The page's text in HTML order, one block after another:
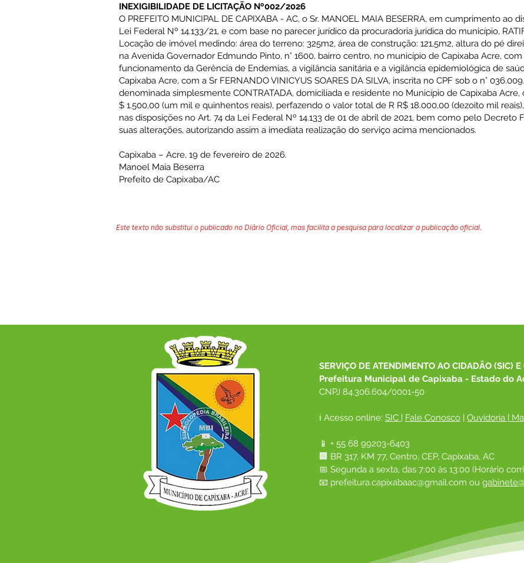
INEXIGIBILIDADE DE LICITAÇÃO Nº002/2026
O PREFEITO MUNICIPAL DE CAPIXABA - AC, o Sr. MANOEL MAIA BESERRA, em cumprimento ao
Lei Federal Nº 14.133/21, e com base no parecer jurídico da procuradoria jurídica do município,
Locação de imóvel medindo: área do terreno: 325m2, área de construção: 121,5m2, altura do pé
na Avenida Governador Edmundo Pinto, n° 1600, bairro centro, no município de Capixaba Acre,
funcionamento da Gerência de Endemias, a vigilância sanitária e a vigilância epidemiológica de
Capixaba Acre, com a Sr FERNANDO VINICYUS SOARES DA SILVA, inscrita no CPF sob o n°
denominada simplesmente CONTRATADA, domiciliada e residente no Município de Capixaba
$ 1.500,00 (um mil e quinhentos reais), perfazendo o valor total de R R$ 18.000,00 (dezoito mil
nas disposições no Art. 74 da Lei Federal Nº 14.133 de 01 de abril de 2021, bem como pelo Decreto
suas alterações, autorizando assim a imediata realização do serviço acima mencionados.
Capixaba – Acre, 19 de fevereiro de 2026.
Manoel Maia Beserra
Prefeito de Capixaba/AC
Este texto não substitui o publicado no Diário Oficial, mas facilita a pesquisa para localizar a publicação oficial.
SERVIÇO DE ATENDIMENTO AO CIDADÃO (SIC)
Prefeitura Municipal de Capixaba - Estado do
CNPJ 84.306.604/0001-50
ℹ️ Acesso online: SIC | Fale Conosco | Ouvidoria |
📱 + 55 68 99203-6403
🏢 BR 317, KM 77, Centro, CEP, Capixaba, AC
📅 Segunda a sexta, das 7:00 às 13:00 (Horário
📧 prefeitura.capixabaac@gmail.com ou